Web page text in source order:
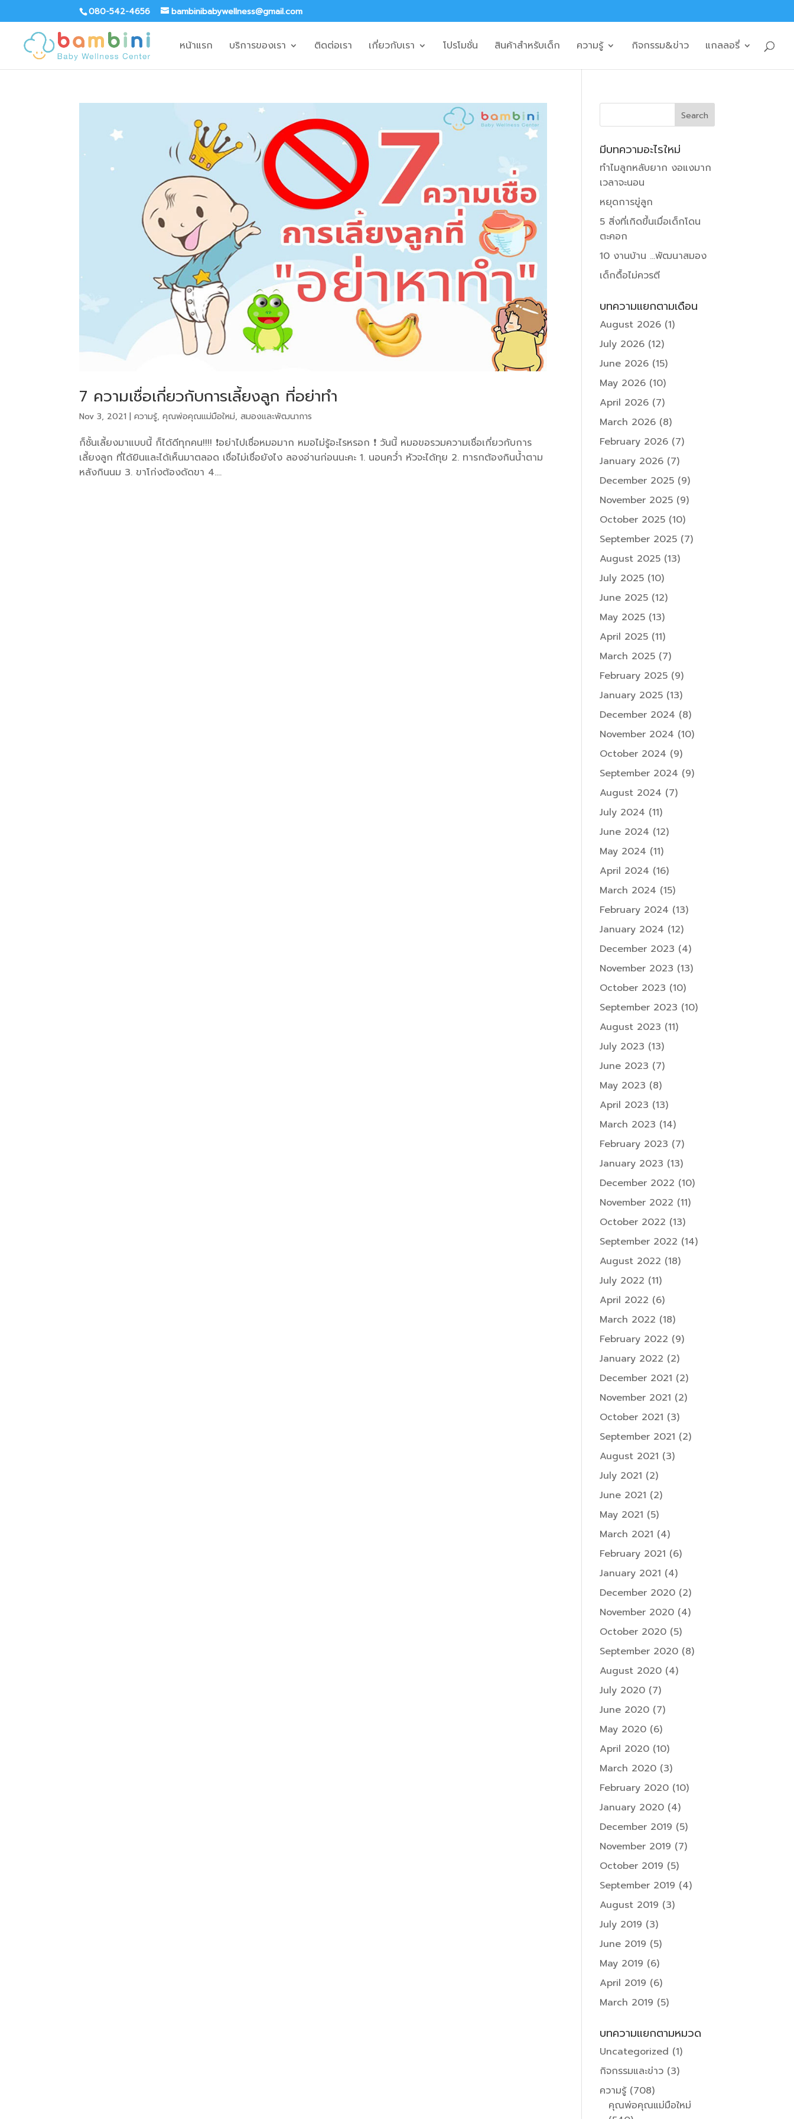
080-542-4656 bambinibabywellness@gmail.com
หน้าแรก บริการของเรา ติดต่อเรา เกี่ยวกับเรา โปรโมชั่น สินค้าสำหรับเด็ก ความรู้ กิจกรรม&ข่าว แกลลอรี่
7 ความเชื่อเกี่ยวกับการเลี้ยงลูก ที่อย่าทำ
Nov 3, 2021 |ความรู้,คุณพ่อคุณแม่มือใหม่,สมองและพัฒนาการ
ก็ชั้นเลี้ยงมาแบบนี้ ก็ได้ดีทุกคน!!!! ❗️อย่าไปเชื่อหมอมาก หมอไม่รู้อะไรหรอก ❗️ วันนี้ หมอขอรวมความเชื่อเกี่ยวกับการ
เลี้ยงลูก ที่ได้ยินและได้เห็นมาตลอด เชื่อไม่เชื่อยังไง ลองอ่านก่อนนะคะ 1. นอนคว่ำ หัวจะได้ทุย 2. ทารกต้องกินน้ำตาม
หลังกินนม 3. ขาโก่งต้องดัดขา 4....
มีบทความอะไรใหม่
ทำไมลูกหลับยาก งอแงมาก
เวลาจะนอน
หยุดการขู่ลูก
5 สิ่งที่เกิดขึ้นเมื่อเด็กโดน
ตะคอก
10 งานบ้าน …พัฒนาสมอง
เด็กดื้อไม่ควรตี
บทความแยกตามเดือน
August 2026 (1)
July 2026 (12)
June 2026 (15)
May 2026 (10)
April 2026 (7)
March 2026 (8)
February 2026 (7)
January 2026 (7)
December 2025 (9)
November 2025 (9)
October 2025 (10)
September 2025 (7)
August 2025 (13)
July 2025 (10)
June 2025 (12)
May 2025 (13)
April 2025 (11)
March 2025 (7)
February 2025 (9)
January 2025 (13)
December 2024 (8)
November 2024 (10)
October 2024 (9)
September 2024 (9)
August 2024 (7)
July 2024 (11)
June 2024 (12)
May 2024 (11)
April 2024 (16)
March 2024 (15)
February 2024 (13)
January 2024 (12)
December 2023 (4)
November 2023 (13)
October 2023 (10)
September 2023 (10)
August 2023 (11)
July 2023 (13)
June 2023 (7)
May 2023 (8)
April 2023 (13)
March 2023 (14)
February 2023 (7)
January 2023 (13)
December 2022 (10)
November 2022 (11)
October 2022 (13)
September 2022 (14)
August 2022 (18)
July 2022 (11)
April 2022 (6)
March 2022 (18)
February 2022 (9)
January 2022 (2)
December 2021 (2)
November 2021 (2)
October 2021 (3)
September 2021 (2)
August 2021 (3)
July 2021 (2)
June 2021 (2)
May 2021 (5)
March 2021 (4)
February 2021 (6)
January 2021 (4)
December 2020 (2)
November 2020 (4)
October 2020 (5)
September 2020 (8)
August 2020 (4)
July 2020 (7)
June 2020 (7)
May 2020 (6)
April 2020 (10)
March 2020 (3)
February 2020 (10)
January 2020 (4)
December 2019 (5)
November 2019 (7)
October 2019 (5)
September 2019 (4)
August 2019 (3)
July 2019 (3)
June 2019 (5)
May 2019 (6)
April 2019 (6)
March 2019 (5)
บทความแยกตามหมวด
Uncategorized (1)
กิจกรรมและข่าว (3)
ความรู้(708)
คุณพ่อคุณแม่มือใหม่